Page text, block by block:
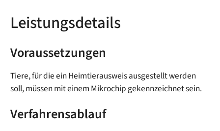
Leistungsdetails
Voraussetzungen
Tiere, für die ein Heimtierausweis ausgestellt werden
soll, müssen mit einem Mikrochip gekennzeichnet sein.
Verfahrensablauf